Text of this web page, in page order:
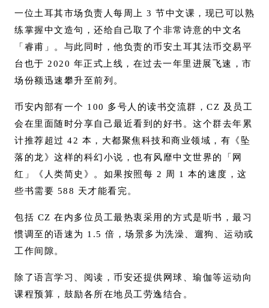
一位土耳其市场负责人每周上 3 节中文课，现已可以熟
练掌握中文造句，还给自己取了个非常诗意的中文名
「睿甫」。与此同时，他负责的币安土耳其法币交易平
台也于 2020 年正式上线，在过去一年里进展飞速，市
场份额迅速攀升至前列。
币安内部有一个 100 多号人的读书交流群，CZ 及员工
会在里面随时分享自己最近看到的好书。这个群去年累
计推荐超过 42 本，大都聚焦科技和商业领域，有《坠
落的龙》这样的科幻小说，也有风靡中文世界的「网
红」《人类简史》。如果按照每 2 周 1 本的速度，这
些书需要 588 天才能看完。
包括 CZ 在内多位员工最热衷采用的方式是听书，最习
惯调至的语速为 1.5 倍，场景多为洗澡、遛狗、运动或
工作间隙。
除了语言学习、阅读，币安还提供网球、瑜伽等运动向
课程预算，鼓励各所在地员工劳逸结合。